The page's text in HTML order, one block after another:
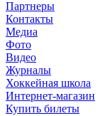
Партнеры
Контакты
Медиа
Фото
Видео
Журналы
Хоккейная школа
Интернет-магазин
Купить билеты